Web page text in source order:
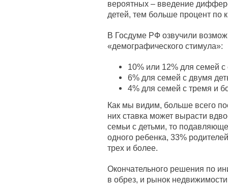
вероятных – введение
детей, тем больше процент по
В Госдуме РФ озвучили
«демографического стимула»:
10% или 12% для семей
6% для семей с двумя
4% для семей с тремя и
Как мы видим, больше всего
них ставка может вырасти
семьи с детьми, то
одного ребенка, 33%
трех и более.
Окончательного решения по
в обрез, и рынок